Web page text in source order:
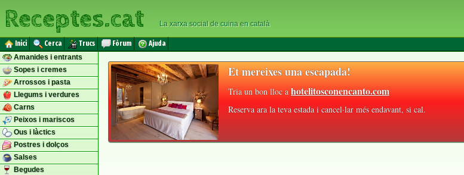
Receptes.cat La xarxa social de cuina en català
Inici Cerca Trucs Fòrum Ajuda
Amanides i entrants
Sopes i cremes
Arrossos i pasta
Llegums i verdures
Carns
Peixos i mariscos
Ous i làctics
Postres i dolços
Salses
Begudes
Et mereixes una escapada!
Tria un bon lloc ahotelitosconencanto.com
Reserva ara la teva estada i cancel·lar més endavant, si cal.